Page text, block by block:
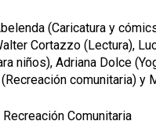
(Caricatura y
Cortazzo (Lectura),
niños), Adriana Dolce
comunitaria) y
Comunitaria